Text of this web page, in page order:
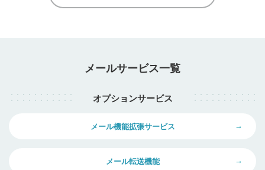
メールサービス一覧
オプションサービス
メール機能拡張サービス
メール転送機能